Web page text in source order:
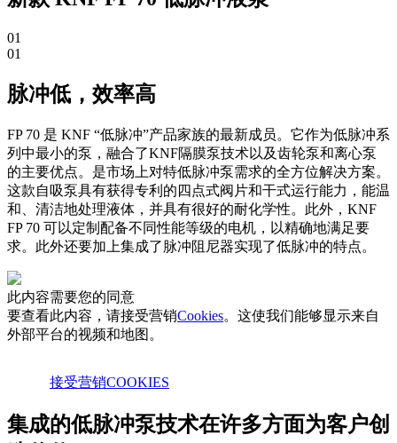
01
01
脉冲低，效率高
FP 70 是 KNF “低脉冲”产品家族的最新成员。它作为低脉冲系
列中最小的泵，融合了KNF隔膜泵技术以及齿轮泵和离心泵
的主要优点。是市场上对特低脉冲泵需求的全方位解决方案。
这款自吸泵具有获得专利的四点式阀片和干式运行能力，能温
和、清洁地处理液体，并具有很好的耐化学性。此外，KNF
FP 70 可以定制配备不同性能等级的电机，以精确地满足要
求。此外还要加上集成了脉冲阻尼器实现了低脉冲的特点。
此内容需要您的同意
要查看此内容，请接受营销Cookies。这使我们能够显示来自
外部平台的视频和地图。
接受营销COOKIES
集成的低脉冲泵技术在许多方面为客户创